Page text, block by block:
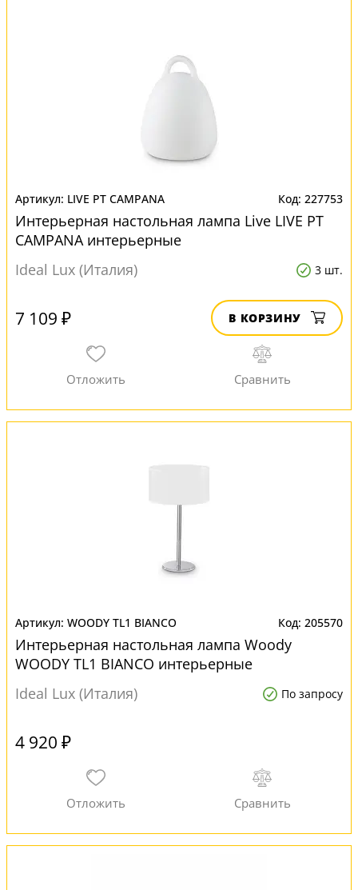
LIVE PT CAMPANA 227753
Интерьерная настольная лампа Live LIVE PT
CAMPANA интерьерные
Ideal Lux (Италия)
3 шт.
7 109 ₽ В КОРЗИНУ
WOODY TL1 BIANCO 205570
Интерьерная настольная лампа Woody
WOODY TL1 BIANCO интерьерные
Ideal Lux (Италия)
По запросу
4 920 ₽